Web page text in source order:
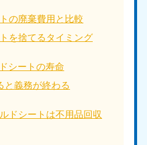
の廃棄費用と比較
を捨てるタイミング
シートの寿命
と義務が終わる
ドシートは不用品回収